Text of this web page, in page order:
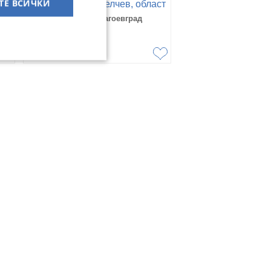
ЗЕМЯ, гр. Гоце Делчев, област
Благоевград
гр. Гоце Делчев, Благоевград
ВСИЧКИ